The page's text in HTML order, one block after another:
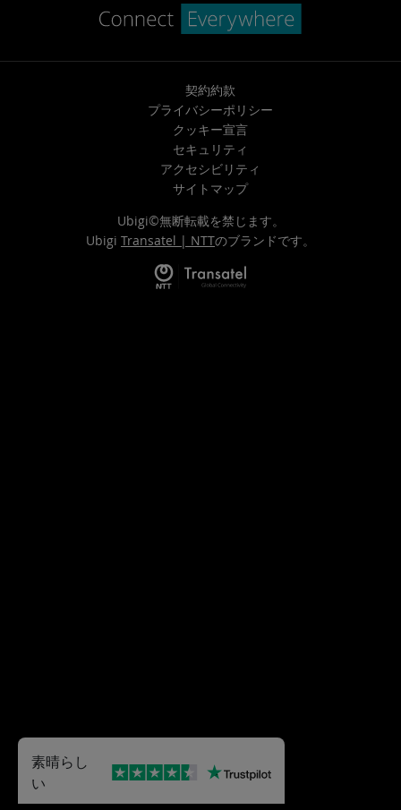
契約約款
プライバシーポリシー
クッキー宣言
セキュリティ
アクセシビリティ
サイトマップ
Ubigi©無断転載を禁じます。
Ubigi Transatel | NTTのブランドです。
素晴らし
い